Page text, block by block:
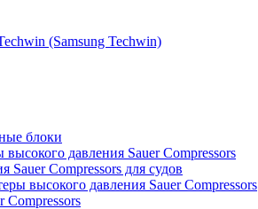
(Samsung Techwin)
блоки
давления Sauer Compressors
Sauer Compressors для судов
высокого давления Sauer Compressors
Compressors